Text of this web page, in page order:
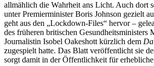
allmählich die Wahrheit ans Licht. Auch dort
unter Premierminister Boris Johnson gezielt
geht aus den „Lockdown-Files“ hervor –
des früheren britischen Gesundheitsministers
Journalistin Isobel Oakeshott kürzlich dem
zugespielt hatte. Das Blatt veröffentlicht sie
sorgt damit in der Öffentlichkeit für